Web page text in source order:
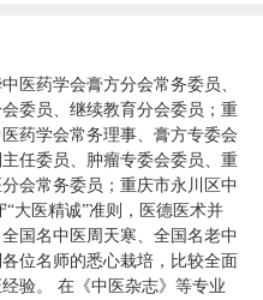
医药学会膏方分会常务委员、
委员、继续教育分会委员；重
药学会常务理事、膏方专委会
任委员、肿瘤专委会委员、重
会常务委员；重庆市永川区中
大医精诚”准则，医德医术并
国名中医周天寒、全国名老中
位名师的悉心栽培，比较全面
验。 在《中医杂志》等专业